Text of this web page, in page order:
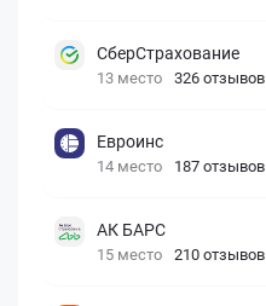
СберСтрахование
13 место 326 отзывов
Евроинс
14 место 187 отзывов
АК БАРС
15 место 210 отзывов